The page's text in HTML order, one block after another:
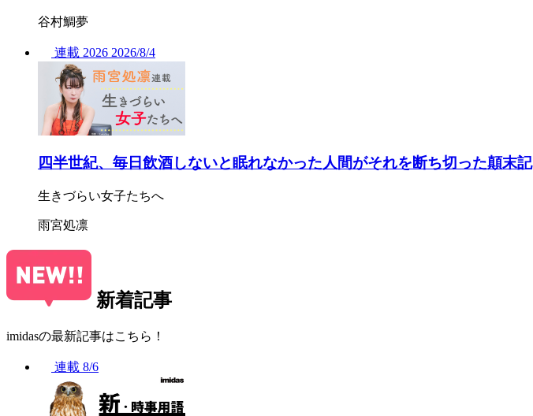
谷村鯛夢
連載 2026 2026/8/4
四半世紀、毎日飲酒しないと眠れなかった人間がそれを断ち切った顛末記
生きづらい女子たちへ
雨宮処凛
新着記事
imidasの最新記事はこちら！
連載 8/6